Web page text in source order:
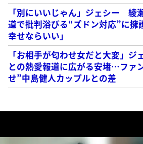
「別にいいじゃん」ジェシー 綾
道で批判浴びる“ズドン対応”に擁
幸せならいい」
「お相手が匂わせ女だと大変」
との熱愛報道に広がる安堵…ファ
せ”中島健人カップルとの差